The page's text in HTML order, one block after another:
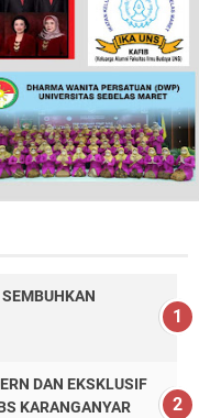
DAN EKSKLUSIF
KARANGANYAR